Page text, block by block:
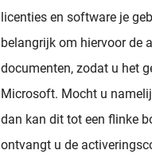
licenties en software je
belangrijk om hiervoor de
documenten, zodat u het
Microsoft. Mocht u
dan kan dit tot een flinke
ontvangt u de